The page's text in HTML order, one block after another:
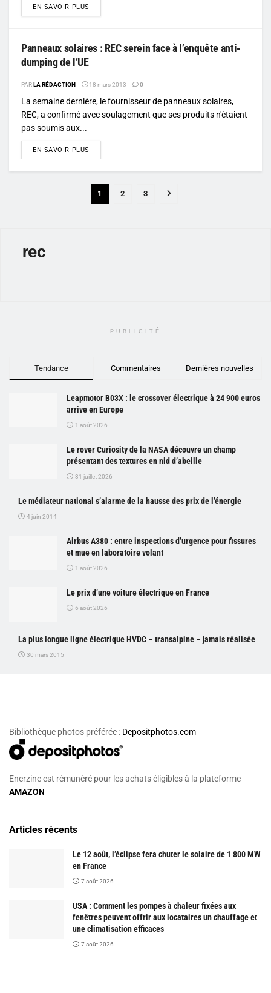
EN SAVOIR PLUS
Panneaux solaires : REC serein face à l’enquête anti-
dumping de l’UE
PARLA RÉDACTION 18 mars 2013 0
La semaine dernière, le fournisseur de panneaux solaires,
REC, a confirmé avec soulagement que ses produits n'étaient
pas soumis aux...
EN SAVOIR PLUS
1 2 3
rec
PUBLICITÉ
Tendance Commentaires Dernières nouvelles
Leapmotor B03X : le crossover électrique à 24 900 euros
arrive en Europe
1 août 2026
Le rover Curiosity de la NASA découvre un champ
présentant des textures en nid d’abeille
31 juillet 2026
Le médiateur national s’alarme de la hausse des prix de l’énergie
4 juin 2014
Airbus A380 : entre inspections d’urgence pour fissures
et mue en laboratoire volant
1 août 2026
Le prix d’une voiture électrique en France
6 août 2026
La plus longue ligne électrique HVDC – transalpine – jamais réalisée
30 mars 2015
Bibliothèque photos préférée : Depositphotos.com
Enerzine est rémunéré pour les achats éligibles à la plateforme
AMAZON
Articles récents
Le 12 août, l’éclipse fera chuter le solaire de 1 800 MW
en France
7 août 2026
USA : Comment les pompes à chaleur fixées aux
fenêtres peuvent offrir aux locataires un chauffage et
une climatisation efficaces
7 août 2026